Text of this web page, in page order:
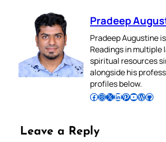
Pradeep
Pradeep Augustine
Readings in
spiritual resources
alongside his
profiles below.
Follow Pradeep on Facebook Follow Pradeep on InstagramFollow Pradeep on X Follow Pradeep on LinkedIn Follow Pradeep on Pinterest Subscribe to Pradeep’s Youtube Channel Follow Pradeep on WordPress Follow Pradeep on GitHub
Leave a Reply